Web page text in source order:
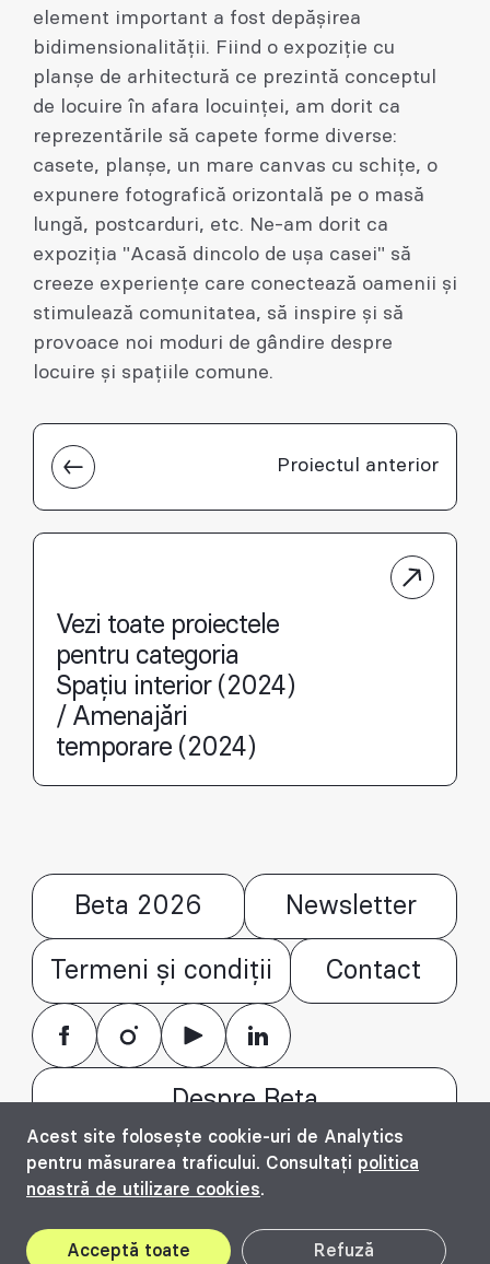
element important a fost depășirea
bidimensionalității. Fiind o expoziție cu
planșe de arhitectură ce prezintă conceptul
de locuire în afara locuinței, am dorit ca
reprezentările să capete forme diverse:
casete, planșe, un mare canvas cu schițe, o
expunere fotografică orizontală pe o masă
lungă, postcarduri, etc. Ne-am dorit ca
expoziția "Acasă dincolo de ușa casei" să
creeze experiențe care conectează oamenii și
stimulează comunitatea, să inspire și să
provoace noi moduri de gândire despre
locuire și spațiile comune.
Proiectul anterior
Vezi toate proiectele
pentru categoria
Spațiu interior (2024)
/ Amenajări
temporare (2024)
Acest site folosește cookie-uri de Analytics
pentru măsurarea traficului. Consultați politica
noastră de utilizare cookies.
Acceptă toate Refuză
Beta 2026 Newsletter
Termeni și condiții Contact
Despre Beta
© Bienala timișoreană de arhitectură Beta
2016 - 2026. All rights reserved.
Top